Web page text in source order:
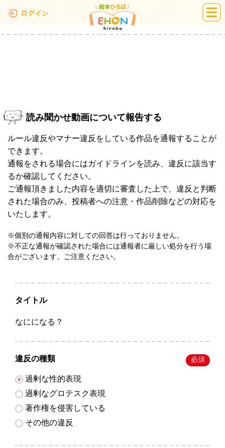
ログイン 絵本ひろば
読み聞かせ動画について報告する
ルール違反やマナー違反をしている作品を通報することが
できます。
通報をされる場合にはガイドラインを読み、違反に該当す
るか確認してください。
ご通報頂きました内容を適切に審査した上で、違反と判断
された場合のみ、投稿者への注意・作品削除などの対応を
いたします。
※個別の通報内容に対しての回答は行っておりません。
※不正な通報が確認された場合には通報者に厳しい処分を行う場
合がございます。ご注意ください。
タイトル
なにになる？
違反の種類 必須
過剰な性的表現
過剰なグロテスク表現
著作権を侵害している
その他の違反